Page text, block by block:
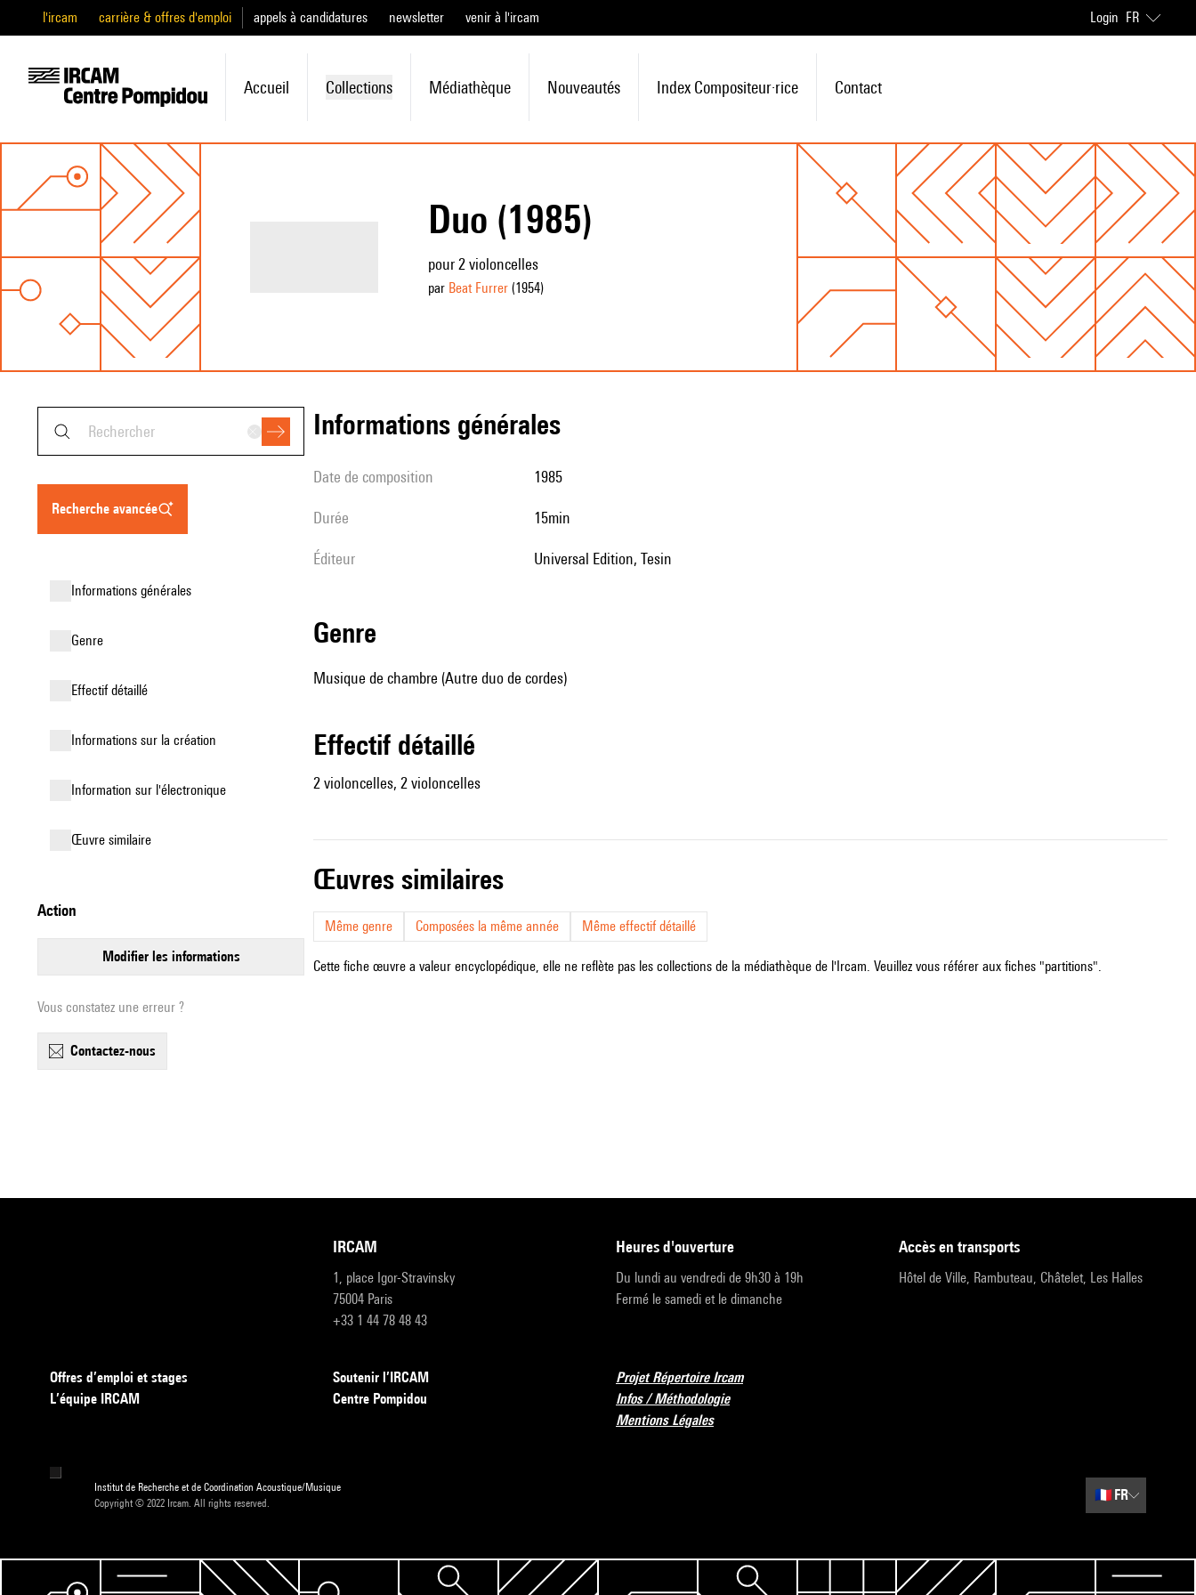
l'ircam carrière & offres d'emploi appels à candidatures newsletter venir à l'ircam Login FR
Accueil Collections Médiathèque Nouveautés Index Compositeur·rice Contact
Duo (1985)
pour 2 violoncelles
par Beat Furrer(1954)
recherche avancée
informations générales
genre
effectif détaillé
informations sur la création
Information sur l'électronique
œuvre similaire
action
modifier les informations
Vous constatez une erreur ?
contactez-nous
informations générales
date de composition 1985
durée 15min
éditeur Universal Edition, Tesin
genre
Musique de chambre (Autre duo de cordes)
effectif détaillé
2 violoncelles, 2 violoncelles
œuvres similaires
Même genre Composées la même année Même effectif détaillé
Cette fiche œuvre a valeur encyclopédique, elle ne reflète pas les collections de la médiathèque de l'Ircam. Veuillez vous référer aux fiches "partitions".
IRCAM
1, place Igor-Stravinsky
75004 Paris
+33 1 44 78 48 43
heures d'ouverture
Du lundi au vendredi de 9h30 à 19h
Fermé le samedi et le dimanche
accès en transports
Hôtel de Ville, Rambuteau, Châtelet, Les Halles
Offres d’emploi et stages
L’équipe IRCAM
Soutenir l’IRCAM
Centre Pompidou
Projet Répertoire Ircam
Infos / Méthodologie
Mentions Légales
Institut de Recherche et de Coordination Acoustique/Musique
Copyright © 2022 Ircam. All rights reserved.
🇫🇷 FR